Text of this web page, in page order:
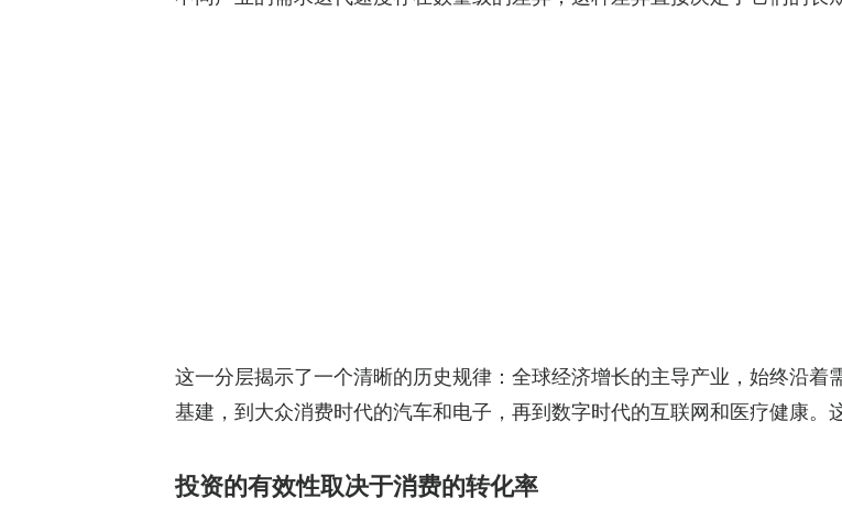
这一分层揭示了一个清晰的历史规律：全球经济增长的主导产业，始终沿
基建，到大众消费时代的汽车和电子，再到数字时代的互联网和医疗健康。
投资的有效性取决于消费的转化率